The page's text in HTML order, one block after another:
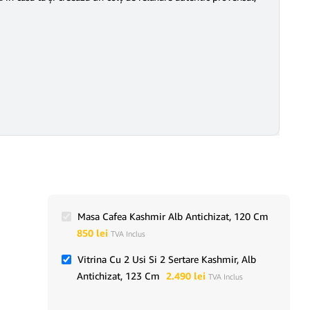
Masa Cafea Kashmir Alb Antichizat, 120 Cm
850 lei TVA Inclus
Vitrina Cu 2 Usi Si 2 Sertare Kashmir, Alb
Antichizat, 123 Cm 2.490 lei TVA Inclus